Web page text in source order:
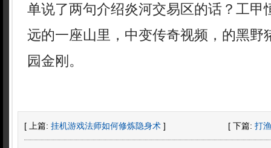
单说了两句介绍炎河交易区的话？工甲
远的一座山里，中变传奇视频，的黑野
园金刚。
[ 上篇: 挂机游戏法师如何修炼隐身术 ] [ 下篇: 打